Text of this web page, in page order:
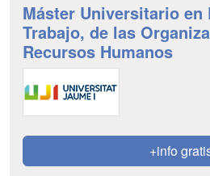
Máster Universitario en
Trabajo, de las
Recursos Humanos
+info